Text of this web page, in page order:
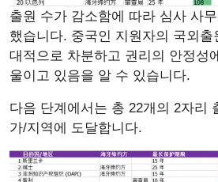
출원 수가 감소함에 따라 심사 사
했습니다. 중국인 지원자의 국외
대적으로 차분하고 권리의 안정성
울이고 있음을 알 수 있습니다.
다음 단계에서는 총 22개의 2자리
가/지역에 도달합니다.